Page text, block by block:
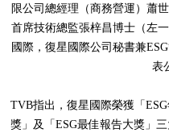
限公司總經理（商務營運）蕭
首席技術總監張梓昌博士（左
國際，復星國際公司秘書兼
表
TVB指出，復星國際榮獲「
獎」及「ESG最佳報告大獎」